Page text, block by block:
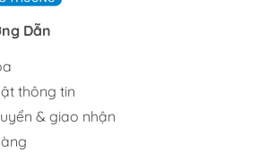
Dẫn
thông tin
& giao nhận